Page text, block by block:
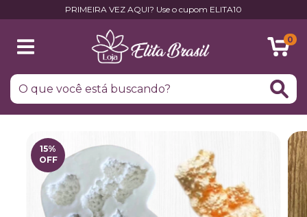
PRIMEIRA VEZ AQUI? Use o cupom ELITA10
0
15%
OFF